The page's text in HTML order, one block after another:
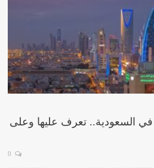
السعودية.. تعرف عليها وعلى